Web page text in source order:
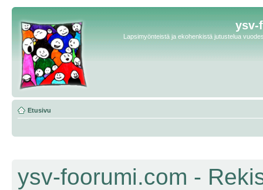
ysv-
Lapsimyönteistä ja ekohenkistä jutustelua
Etusivu
ysv-foorumi.com -